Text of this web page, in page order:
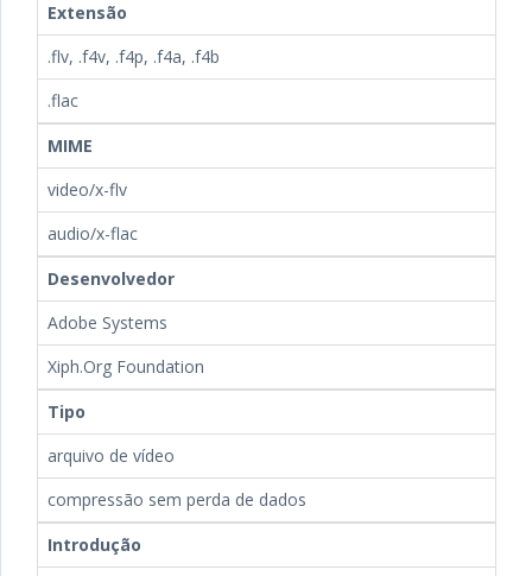
Extensão
.flv, .f4v, .f4p, .f4a, .f4b
.flac
MIME
video/x-flv
audio/x-flac
Desenvolvedor
Adobe Systems
Xiph.Org Foundation
Tipo
arquivo de vídeo
compressão sem perda de dados
Introdução